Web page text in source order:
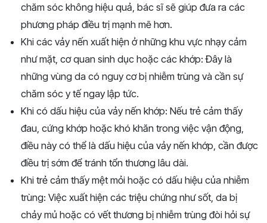
chăm sóc không hiệu quả, bác sĩ sẽ giúp đưa ra các
phương pháp điều trị mạnh mẽ hơn.
Khi các vảy nến xuất hiện ở những khu vực nhạy cảm
như mặt, cơ quan sinh dục hoặc các khớp: Đây là
những vùng da có nguy cơ bị nhiễm trùng và cần sự
chăm sóc y tế ngay lập tức.
Khi có dấu hiệu của vảy nến khớp: Nếu trẻ cảm thấy
đau, cứng khớp hoặc khó khăn trong việc vận động,
điều này có thể là dấu hiệu của vảy nến khớp, cần được
điều trị sớm để tránh tổn thương lâu dài.
Khi trẻ cảm thấy mệt mỏi hoặc có dấu hiệu của nhiễm
trùng: Việc xuất hiện các triệu chứng như sốt, da bị
chảy mủ hoặc có vết thương bị nhiễm trùng đòi hỏi sự